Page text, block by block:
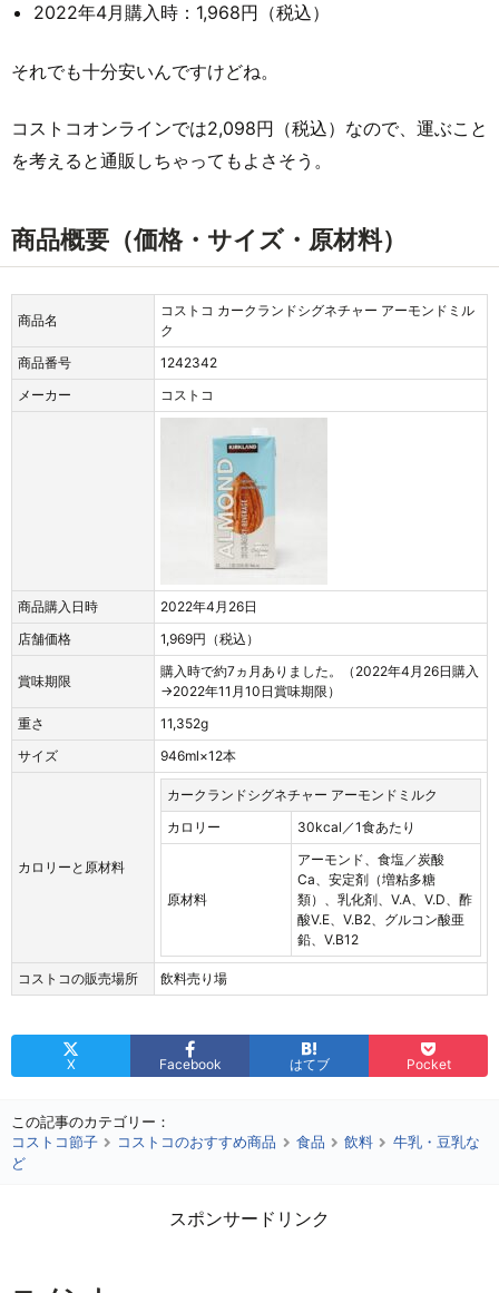
2022年4月購入時：1,968円（税込）
それでも十分安いんですけどね。
コストコオンラインでは2,098円（税込）なので、運ぶこと
を考えると通販しちゃってもよさそう。
商品概要（価格・サイズ・原材料）
商品名
コストコ カークランドシグネチャー アーモンドミル
ク
商品番号
1242342
メーカー
コストコ
商品購入日時
2022年4月26日
店舗価格
1,969円（税込）
賞味期限
購入時で約7ヵ月ありました。（2022年4月26日購入
→2022年11月10日賞味期限）
重さ
11,352g
サイズ
946ml×12本
カロリーと原材料
カークランドシグネチャー アーモンドミルク
カロリー
30kcal／1食あたり
原材料
アーモンド、食塩／炭酸
Ca、安定剤（増粘多糖
類）、乳化剤、V.A、V.D、酢
酸V.E、V.B2、グルコン酸亜
鉛、V.B12
コストコの販売場所 飲料売り場
X Facebook はてブ Pocket
この記事のカテゴリー：
コストコ節子
コストコのおすすめ商品 食品 飲料
牛乳・豆乳な
ど
スポンサードリンク